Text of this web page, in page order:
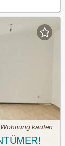
kaufen